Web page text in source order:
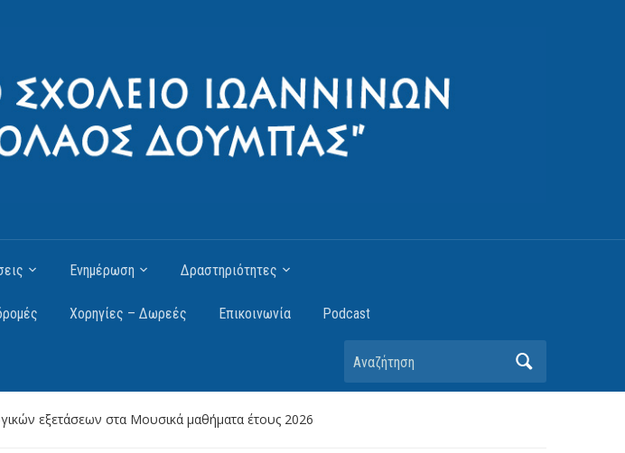
Ενημέρωση Δραστηριότητες
Χορηγίες – Δωρεές Επικοινωνία Podcast
εξετάσεων στα Μουσικά μαθήματα έτους 2026